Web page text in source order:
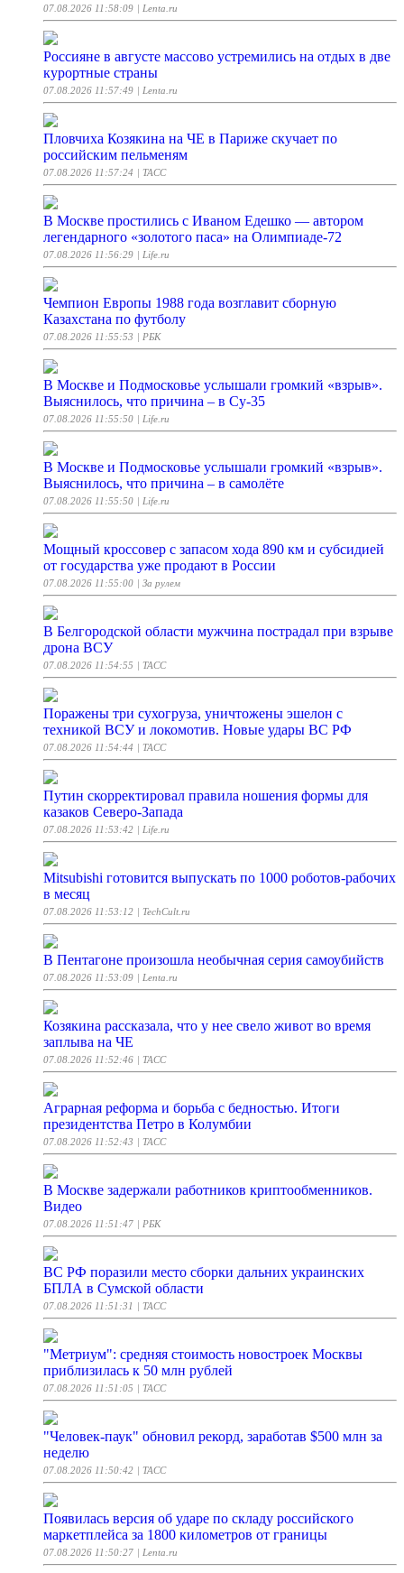
07.08.2026 11:58:09 | Lenta.ru
Россияне в августе массово устремились на отдых в две
курортные страны
07.08.2026 11:57:49 | Lenta.ru
Пловчиха Козякина на ЧЕ в Париже скучает по
российским пельменям
07.08.2026 11:57:24 | ТАСС
В Москве простились с Иваном Едешко — автором
легендарного «золотого паса» на Олимпиаде-72
07.08.2026 11:56:29 | Life.ru
Чемпион Европы 1988 года возглавит сборную
Казахстана по футболу
07.08.2026 11:55:53 | РБК
В Москве и Подмосковье услышали громкий «взрыв».
Выяснилось, что причина – в Су-35
07.08.2026 11:55:50 | Life.ru
В Москве и Подмосковье услышали громкий «взрыв».
Выяснилось, что причина – в самолёте
07.08.2026 11:55:50 | Life.ru
Мощный кроссовер с запасом хода 890 км и субсидией
от государства уже продают в России
07.08.2026 11:55:00 | За рулем
В Белгородской области мужчина пострадал при взрыве
дрона ВСУ
07.08.2026 11:54:55 | ТАСС
Поражены три сухогруза, уничтожены эшелон с
техникой ВСУ и локомотив. Новые удары ВС РФ
07.08.2026 11:54:44 | ТАСС
Путин скорректировал правила ношения формы для
казаков Северо-Запада
07.08.2026 11:53:42 | Life.ru
Mitsubishi готовится выпускать по 1000 роботов-рабочих
в месяц
07.08.2026 11:53:12 | TechCult.ru
В Пентагоне произошла необычная серия самоубийств
07.08.2026 11:53:09 | Lenta.ru
Козякина рассказала, что у нее свело живот во время
заплыва на ЧЕ
07.08.2026 11:52:46 | ТАСС
Аграрная реформа и борьба с бедностью. Итоги
президентства Петро в Колумбии
07.08.2026 11:52:43 | ТАСС
В Москве задержали работников криптообменников.
Видео
07.08.2026 11:51:47 | РБК
ВС РФ поразили место сборки дальних украинских
БПЛА в Сумской области
07.08.2026 11:51:31 | ТАСС
"Метриум": средняя стоимость новостроек Москвы
приблизилась к 50 млн рублей
07.08.2026 11:51:05 | ТАСС
"Человек-паук" обновил рекорд, заработав $500 млн за
неделю
07.08.2026 11:50:42 | ТАСС
Появилась версия об ударе по складу российского
маркетплейса за 1800 километров от границы
07.08.2026 11:50:27 | Lenta.ru